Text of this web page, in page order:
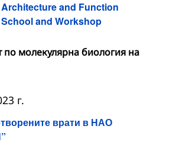
and Function
and Workshop
по молекулярна биология на
врати в НАО
г.